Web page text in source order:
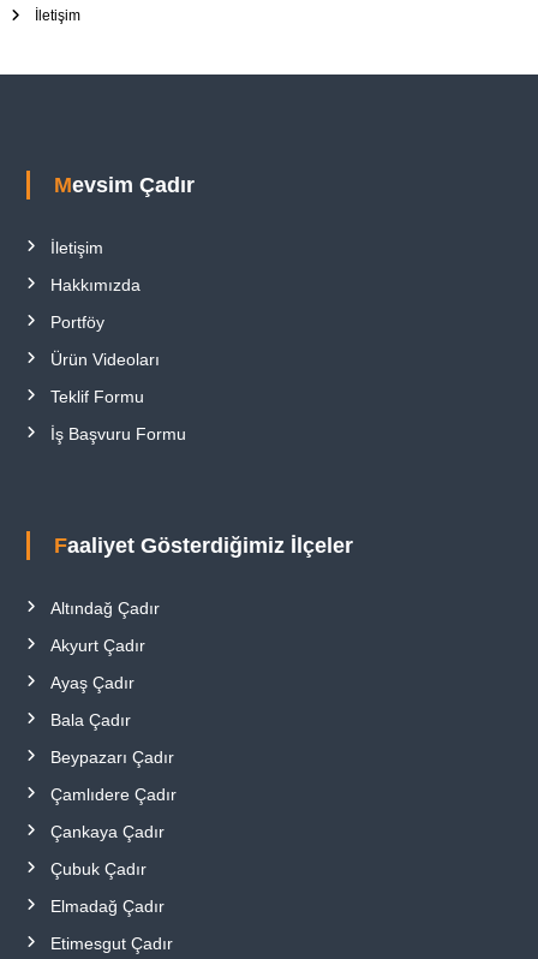
İletişim
Mevsim Çadır
İletişim
Hakkımızda
Portföy
Ürün Videoları
Teklif Formu
İş Başvuru Formu
Faaliyet Gösterdiğimiz İlçeler
Altındağ Çadır
Akyurt Çadır
Ayaş Çadır
Bala Çadır
Beypazarı Çadır
Çamlıdere Çadır
Çankaya Çadır
Çubuk Çadır
Elmadağ Çadır
Etimesgut Çadır